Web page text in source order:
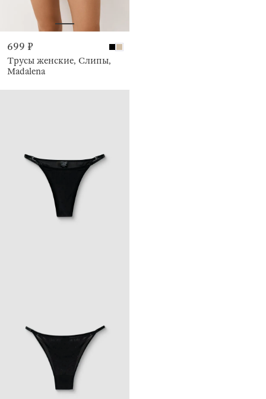
699 ₽
Трусы женские, Слипы,
Madalena